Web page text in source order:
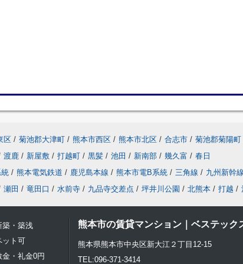
区 / 菊池郡大津町 / 熊本市西区 / 熊本市北区 / 合志市 / 菊池郡菊陽町
渡鹿 / 新屋敷 / 打越町 / 黒髪 / 池田 / 新南部 / 幾久富 / 春日
/ 熊本電気鉄道 / 鹿児島本線 / 熊本市電B系統 / 三角線 / 九州新幹線
瀬田 / 竜田口 / 水前寺 / 九品寺交差点 / 坪井川公園 / 北熊本 / 打越 /
築・築浅
ット可
金・礼金0円
熊本市の賃貸マンション｜ベステック
熊本県熊本市中央区新大江２丁目12-15
TEL:096-371-3414